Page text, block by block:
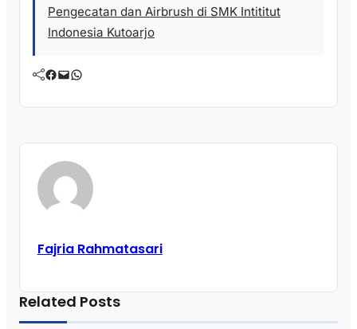
Pengecatan dan Airbrush di SMK Intititut
Indonesia Kutoarjo
Facebook Mail WhatsApp
Fajria Rahmatasari
Related Posts